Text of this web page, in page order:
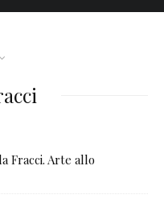
Fracci. Arte allo